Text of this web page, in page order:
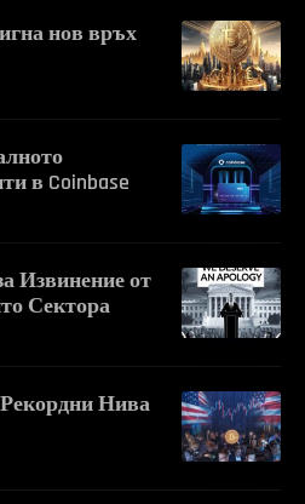
нов връх
в Coinbase
Извинение от
Сектора
Нива